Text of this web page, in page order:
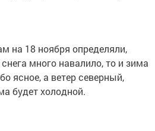
на 18 ноября определяли,
много навалило, то и зима
ясное, а ветер северный,
будет холодной.